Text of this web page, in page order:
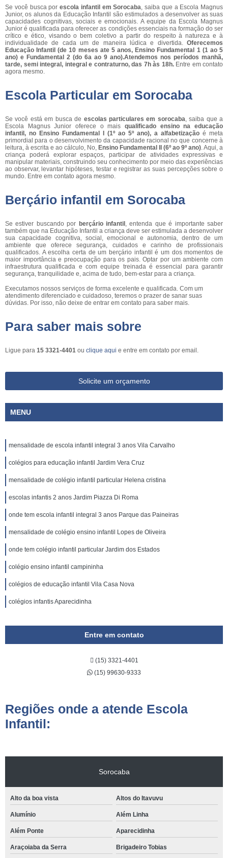
Se você busca por escola infantil em Sorocaba, saiba que a Escola Magnus
Junior, os alunos da Educação Infantil são estimulados a desenvolver as suas
capacidades cognitivas, sociais e emocionais. A equipe da Escola Magnus
Junior é qualificada para oferecer as condições essenciais na formação do ser
crítico e ético, visando o bem coletivo a partir do respeito à natureza e à
individualidade de cada um de maneira lúdica e divertida. Oferecemos
Educação Infantil (de 10 meses ate 5 anos, Ensino Fundamental 1 (1 ao 5
ano) e Fundamental 2 (do 6a ao 9 ano).Atendemos nos períodos manhã,
tarde, semi integral, integral e contraturno, das 7h às 18h.Entre em contato
agora mesmo.
Escola Particular em Sorocaba
Se você está em busca de escolas particulares em sorocaba, saiba que a
Escola Magnus Junior oferece o mais qualificado ensino na educação
infantil, no Ensino Fundamental I (1º ao 5º ano), a alfabetização é meta
primordial para o desenvolvimento da capacidade racional no que concerne à
leitura, à escrita e ao cálculo, No, Ensino Fundamental II (6º ao 9º ano). Aqui, a
criança poderá explorar espaços, participar de atividades expressivas e
manipular materiais, construindo seu conhecimento por meio das experiências
ao observar, levantar hipóteses, testar e registrar as suas percepções sobre o
mundo. Entre em contato agora mesmo.
Berçário infantil em Sorocaba
Se estiver buscando por berçário infantil , entenda que é importante saber
também que na Educação Infantil a criança deve ser estimulada a desenvolver
sua capacidade cognitiva, social, emocional e autonomia, dentro de um
ambiente que oferece segurança, cuidados e carinho de profissionais
qualificados. A escolha certa de um berçário infantil é um dos momentos de
maior importância e preocupação para os pais. Optar por um ambiente com
infraestrutura qualificada e com equipe treinada é essencial para garantir
segurança, tranquilidade e, acima de tudo, bem-estar para a criança.
Executamos nossos serviços de forma excelente e qualificada. Com um
atendimento diferenciado e cuidadoso, teremos o prazer de sanar suas
dúvidas. Por isso, não deixe de entrar em contato para saber mais.
Para saber mais sobre
Ligue para 15 3321-4401 ou clique aqui e entre em contato por email.
Solicite um orçamento
MENU
mensalidade de escola infantil integral 3 anos Vila Carvalho
colégios para educação infantil Jardim Vera Cruz
mensalidade de colégio infantil particular Helena cristina
escolas infantis 2 anos Jardim Piazza Di Roma
onde tem escola infantil integral 3 anos Parque das Paineiras
mensalidade de colégio ensino infantil Lopes de Oliveira
onde tem colégio infantil particular Jardim dos Estados
colégio ensino infantil campininha
colégios de educação infantil Vila Casa Nova
colégios infantis Aparecidinha
Entre em contato
(15) 3321-4401
(15) 99630-9333
Regiões onde a atende Escola
Infantil:
Sorocaba
Alto da boa vista Altos do Itavuvu
Alumínio Além Linha
Além Ponte Aparecidinha
Araçoiaba da Serra Brigadeiro Tobias